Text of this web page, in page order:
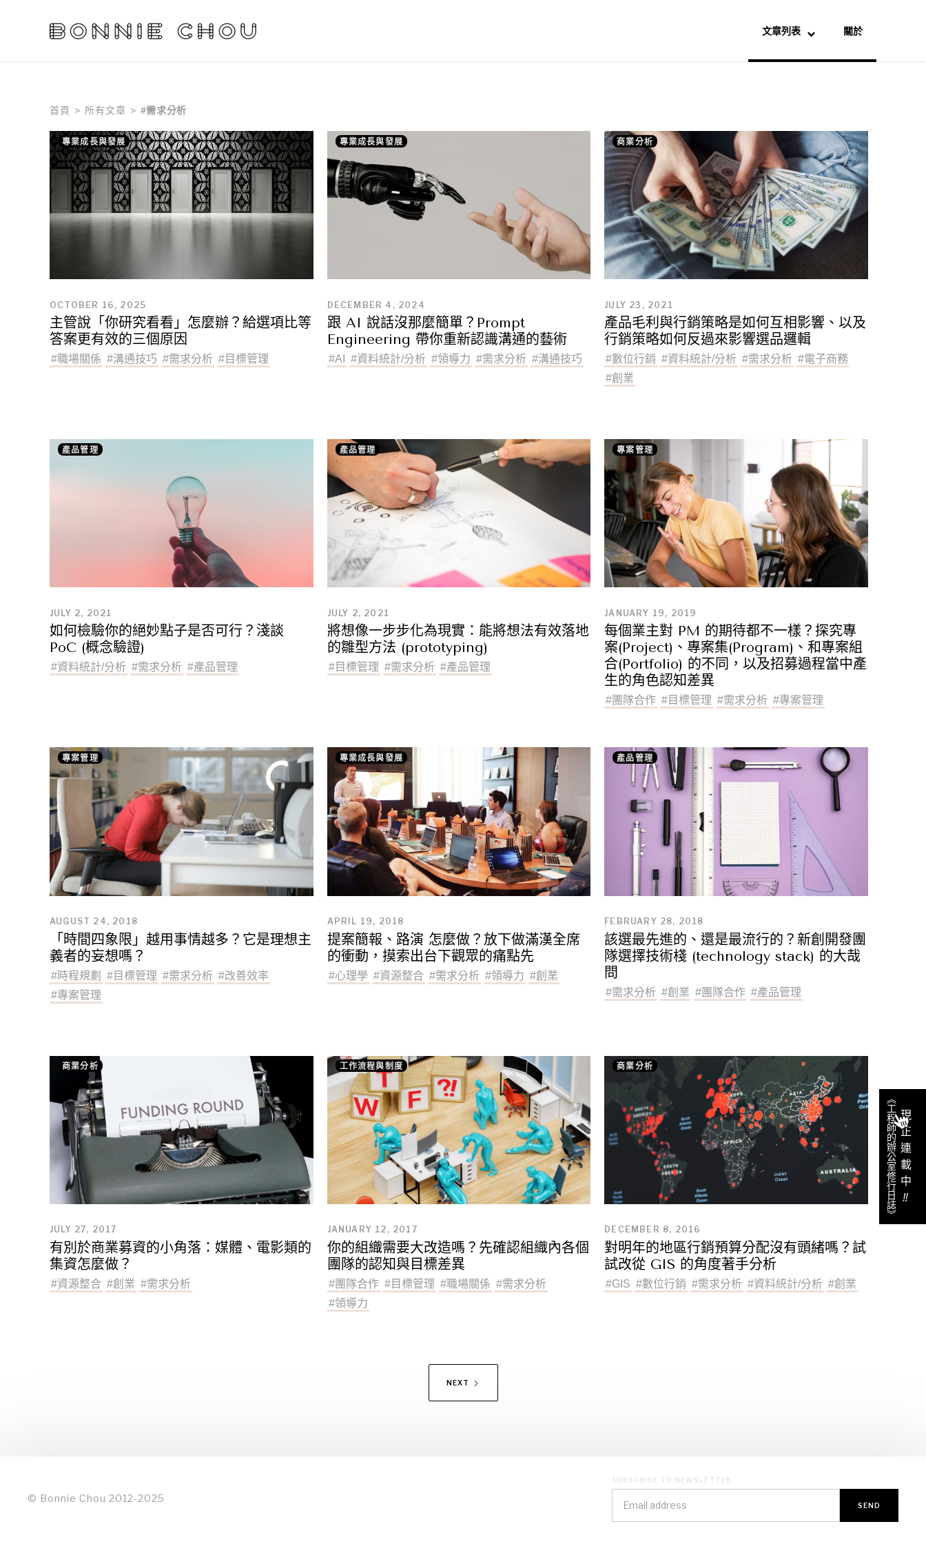
文章列表 關於
首頁 > 所有文章 > #需求分析
專業成長與發展
OCTOBER 16, 2025
主管說「你研究看看」怎麼辦？給選項比等
答案更有效的三個原因
#職場關係 #溝通技巧 #需求分析 #目標管理
專業成長與發展
DECEMBER 4, 2024
跟 AI 說話沒那麼簡單？Prompt
Engineering 帶你重新認識溝通的藝術
#AI #資料統計/分析 #領導力 #需求分析 #溝通技巧
商業分析
JULY 23, 2021
產品毛利與行銷策略是如何互相影響、以及
行銷策略如何反過來影響選品邏輯
#數位行銷 #資料統計/分析 #需求分析 #電子商務
#創業
產品管理
JULY 2, 2021
如何檢驗你的絕妙點子是否可行？淺談
PoC (概念驗證)
#資料統計/分析 #需求分析 #產品管理
產品管理
JULY 2, 2021
將想像一步步化為現實：能將想法有效落地
的雛型方法 (prototyping)
#目標管理 #需求分析 #產品管理
專案管理
JANUARY 19, 2019
每個業主對 PM 的期待都不一樣？探究專
案(Project)、專案集(Program)、和專案組
合(Portfolio) 的不同，以及招募過程當中產
生的角色認知差異
#團隊合作 #目標管理 #需求分析 #專案管理
專案管理
AUGUST 24, 2018
「時間四象限」越用事情越多？它是理想主
義者的妄想嗎？
#時程規劃 #目標管理 #需求分析 #改善效率
#專案管理
專業成長與發展
APRIL 19, 2018
提案簡報、路演 怎麼做？放下做滿漢全席
的衝動，摸索出台下觀眾的痛點先
#心理學 #資源整合 #需求分析 #領導力 #創業
產品管理
FEBRUARY 28, 2018
該選最先進的、還是最流行的？新創開發團
隊選擇技術棧 (technology stack) 的大哉
問
#需求分析 #創業 #團隊合作 #產品管理
商業分析
JULY 27, 2017
有別於商業募資的小角落：媒體、電影類的
集資怎麼做？
#資源整合 #創業 #需求分析
工作流程與制度
JANUARY 12, 2017
你的組織需要大改造嗎？先確認組織內各個
團隊的認知與目標差異
#團隊合作 #目標管理 #職場關係 #需求分析
#領導力
商業分析
DECEMBER 8, 2016
對明年的地區行銷預算分配沒有頭緒嗎？試
試改從 GIS 的角度著手分析
#GIS #數位行銷 #需求分析 #資料統計/分析 #創業
NEXT
© Bonnie Chou 2012-2025
SUBSCRIBE TO NEWSLETTER
現正連載中
‼︎
《工程師的辦公室修行日誌》